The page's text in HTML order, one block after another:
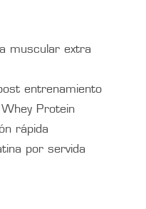
muscular extra
entrenamiento
Protein
rápida
por servida